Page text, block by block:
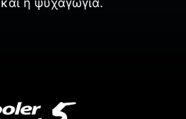
η ψυχαγωγία.